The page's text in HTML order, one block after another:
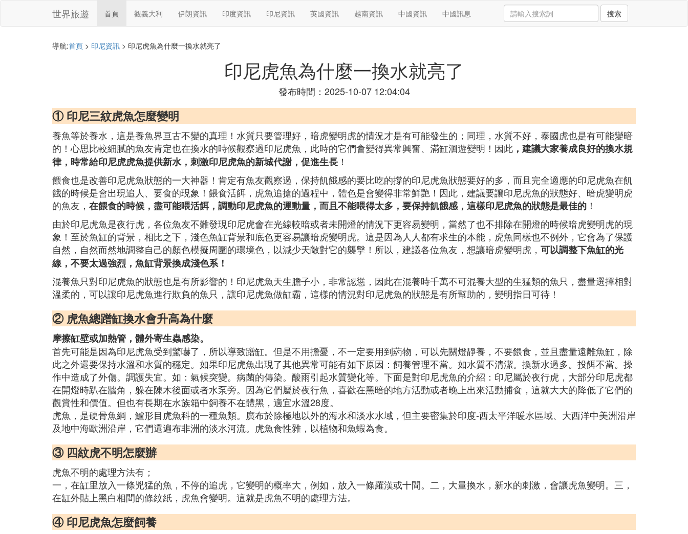
世界旅遊 首頁 觀義大利 伊朗資訊 印度資訊 印尼資訊 英國資訊 越南資訊 中國資訊 中國訊息 搜索
導航:首頁 > 印尼資訊 > 印尼虎魚為什麼一換水就亮了
印尼虎魚為什麼一換水就亮了
發布時間：2025-10-07 12:04:04
① 印尼三紋虎魚怎麼變明
養魚等於養水，這是養魚界亘古不變的真理！水質只要管理好，暗虎變明虎的情況才是有可能發生的；同理，水質不好，泰國虎也是有可能變暗
的！心思比較細膩的魚友肯定也在換水的時候觀察過印尼虎魚，此時的它們會變得異常興奮、滿缸洄遊變明！因此 ，建議大家養成良好的換水規
律，時常給印尼虎虎魚提供新水，刺激印尼虎魚的新城代謝，促進生長 ！
餵食也是改善印尼虎魚狀態的一大神器！肯定有魚友觀察過，保持飢餓感的要比吃的撐的印尼虎魚狀態要好的多，而且完全適應的印尼虎魚在飢
餓的時候是會出現追人、要食的現象！餵食活餌，虎魚追搶的過程中，體色是會變得非常鮮艷！因此，建議要讓印尼虎魚的狀態好、暗虎變明虎
的魚友， 在餵食的時候，盡可能喂活餌，調動印尼虎魚的運動量，而且不能喂得太多，要保持飢餓感，這樣印尼虎魚的狀態是最佳的 ！
由於印尼虎魚是夜行虎，各位魚友不難發現印尼虎會在光線較暗或者未開燈的情況下更容易變明，當然了也不排除在開燈的時候暗虎變明虎的現
象！至於魚缸的背景，相比之下，淺色魚缸背景和底色更容易讓暗虎變明虎。這是因為人人都有求生的本能，虎魚同樣也不例外，它會為了保護
自然，自然而然地調整自己的顏色模擬周圍的環境色，以減少天敵對它的襲擊！所以，建議各位魚友，想讓暗虎變明虎， 可以調整下魚缸的光
線，不要太過強烈，魚缸背景換成淺色系！
混養魚只對印尼虎魚的狀態也是有所影響的！印尼虎魚天生膽子小，非常認慫，因此在混養時千萬不可混養大型的生猛類的魚只，盡量選擇相對
溫柔的，可以讓印尼虎魚進行欺負的魚只，讓印尼虎魚做缸霸，這樣的情況對印尼虎魚的狀態是有所幫助的，變明指日可待！
② 虎魚總蹭缸換水會升高為什麼
摩擦缸壁或加熱管，體外寄生蟲感染。
首先可能是因為印尼虎魚受到驚嚇了，所以導致蹭缸。但是不用擔憂，不一定要用到葯物，可以先關燈靜養，不要餵食，並且盡量遠離魚缸，除
此之外還要保持水溫和水質的穩定。如果印尼虎魚出現了其他異常可能有如下原因：飼養管理不當。如水質不清潔。換新水過多。投餌不當。操
作中造成了外傷。調護失宜。如：氣候突變。病菌的傳染。酸雨引起水質變化等。下面是對印尼虎魚的介紹：印尼屬於夜行虎，大部分印尼虎都
在開燈時趴在牆角，躲在陳木後面或者水泵旁。因為它們屬於夜行魚，喜歡在黑暗的地方活動或者晚上出來活動捕食，這就大大的降低了它們的
觀賞性和價值。但也有長期在水族箱中飼養不在體黑，適宜水溫28度。
虎魚，是硬骨魚綱，鱸形目虎魚科的一種魚類。廣布於除極地以外的海水和淡水水域，但主要密集於印度-西太平洋暖水區域、大西洋中美洲沿岸
及地中海歐洲沿岸，它們還遍布非洲的淡水河流。虎魚食性雜，以植物和魚蝦為食。
③ 四紋虎不明怎麼辦
虎魚不明的處理方法有；
一，在缸里放入一條兇猛的魚，不停的追虎，它變明的概率大，例如，放入一條羅漢或十間。二，大量換水，新水的刺激，會讓虎魚變明。三，
在缸外貼上黑白相間的條紋紙，虎魚會變明。這就是虎魚不明的處理方法。
④ 印尼虎魚怎麼飼養